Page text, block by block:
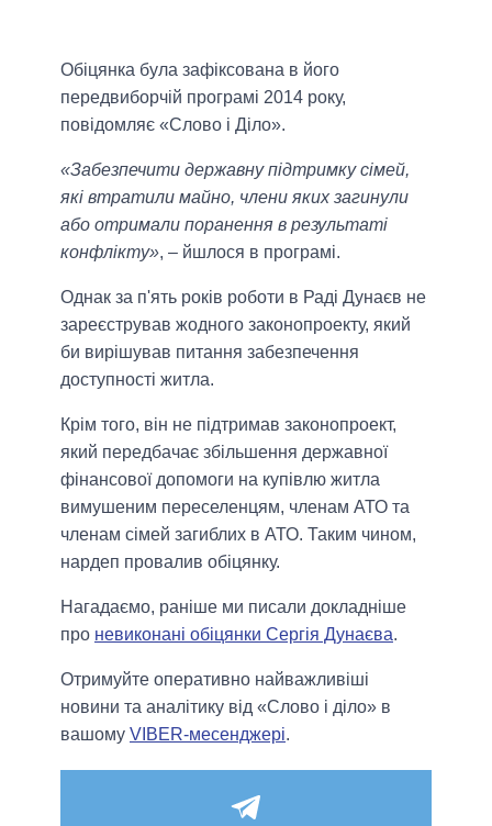
Обіцянка була зафіксована в його
передвиборчій програмі 2014 року,
повідомляє «Слово і Діло».
«Забезпечити державну підтримку сімей,
які втратили майно, члени яких загинули
або отримали поранення в результаті
конфлікту», – йшлося в програмі.
Однак за п'ять років роботи в Раді Дунаєв не
зареєстрував жодного законопроекту, який
би вирішував питання забезпечення
доступності житла.
Крім того, він не підтримав законопроект,
який передбачає збільшення державної
фінансової допомоги на купівлю житла
вимушеним переселенцям, членам АТО та
членам сімей загиблих в АТО. Таким чином,
нардеп провалив обіцянку.
Нагадаємо, раніше ми писали докладніше
про невиконані обіцянки Сергія Дунаєва.
Отримуйте оперативно найважливіші
новини та аналітику від «Слово і діло» в
вашому VIBER-месенджері.